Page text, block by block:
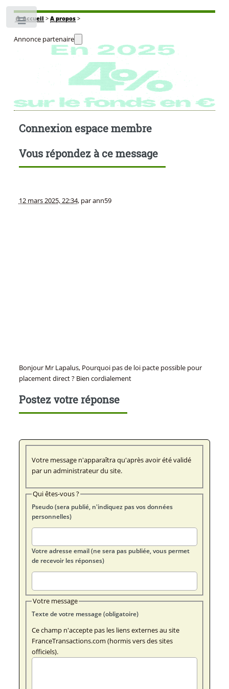
🏠Accueil > A propos>
Annonce partenaire
Connexion espace membre
Vous répondez à ce message
12 mars 2025, 22:34, parann59
Bonjour Mr Lapalus, Pourquoi pas de loi pacte possible pour
placement direct ? Bien cordialement
Postez votre réponse
Votre message n'apparaîtra qu'après avoir été validé
par un administrateur du site.
Qui êtes-vous ?
Pseudo (sera publié, n'indiquez pas vos données
personnelles)
Votre adresse email (ne sera pas publiée, vous permet
de recevoir les réponses)
Votre message
Texte de votre message (obligatoire)
Ce champ n'accepte pas les liens externes au site
FranceTransactions.com (hormis vers des sites
officiels).
Toggle